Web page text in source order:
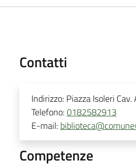
Contatti
Indirizzo: Piazza Isoleri
Telefono:0182582913
E-mail:
Competenze